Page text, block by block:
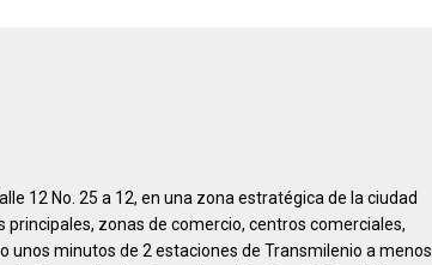
12 No. 25 a 12, en una zona estratégica de la ciudad
zonas de comercio, centros comerciales,
unos minutos de 2 estaciones de Transmilenio a menos